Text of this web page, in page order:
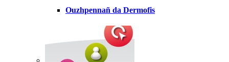
Ouzhpennañ da Dermofis